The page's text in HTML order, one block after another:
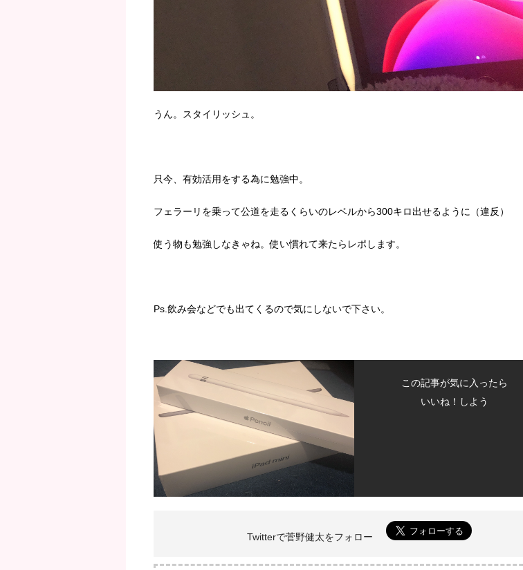
うん。スタイリッシュ。
只今、有効活用をする為に勉強中。
フェラーリを乗って公道を走るくらいのレベルから300キロ出せるように（違反）
使う物も勉強しなきゃね。使い慣れて来たらレポします。
Ps.飲み会などでも出てくるので気にしないで下さい。
この記事が気に入ったら
いいね！しよう
Twitterで菅野健太をフォロー